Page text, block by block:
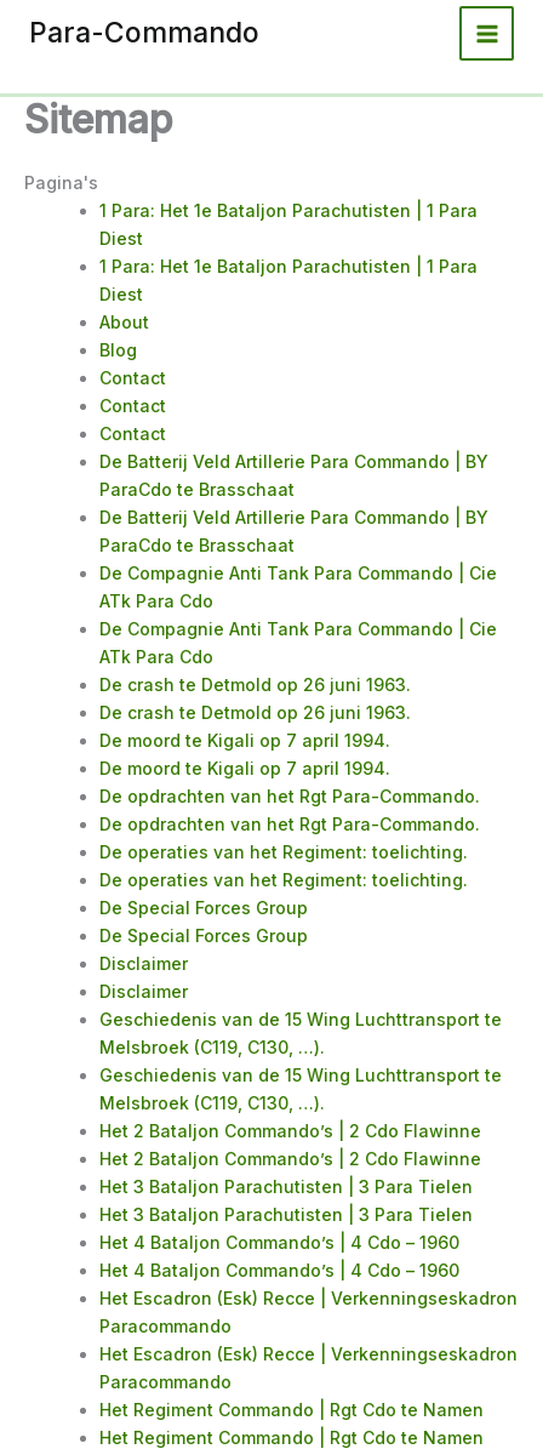
naar
inhoud
Para-Commando
Sitemap
Pagina's
1 Para: Het 1e Bataljon Parachutisten | 1 Para
Diest
1 Para: Het 1e Bataljon Parachutisten | 1 Para
Diest
About
Blog
Contact
Contact
Contact
De Batterij Veld Artillerie Para Commando | BY
ParaCdo te Brasschaat
De Batterij Veld Artillerie Para Commando | BY
ParaCdo te Brasschaat
De Compagnie Anti Tank Para Commando | Cie
ATk Para Cdo
De Compagnie Anti Tank Para Commando | Cie
ATk Para Cdo
De crash te Detmold op 26 juni 1963.
De crash te Detmold op 26 juni 1963.
De moord te Kigali op 7 april 1994.
De moord te Kigali op 7 april 1994.
De opdrachten van het Rgt Para-Commando.
De opdrachten van het Rgt Para-Commando.
De operaties van het Regiment: toelichting.
De operaties van het Regiment: toelichting.
De Special Forces Group
De Special Forces Group
Disclaimer
Disclaimer
Geschiedenis van de 15 Wing Luchttransport te
Melsbroek (C119, C130, …).
Geschiedenis van de 15 Wing Luchttransport te
Melsbroek (C119, C130, …).
Het 2 Bataljon Commando’s | 2 Cdo Flawinne
Het 2 Bataljon Commando’s | 2 Cdo Flawinne
Het 3 Bataljon Parachutisten | 3 Para Tielen
Het 3 Bataljon Parachutisten | 3 Para Tielen
Het 4 Bataljon Commando’s | 4 Cdo – 1960
Het 4 Bataljon Commando’s | 4 Cdo – 1960
Het Escadron (Esk) Recce | Verkenningseskadron
Paracommando
Het Escadron (Esk) Recce | Verkenningseskadron
Paracommando
Het Regiment Commando | Rgt Cdo te Namen
Het Regiment Commando | Rgt Cdo te Namen